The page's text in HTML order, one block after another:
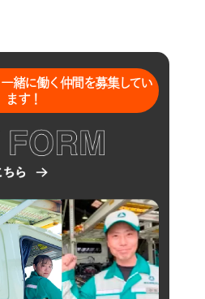
緒に働く仲間を募集してい
ます！